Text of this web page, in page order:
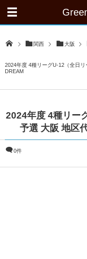
関西 大阪
2024年度 4種リーグU-12（全日
DREAM
2024年度 4種リー
予選 大阪 地区
0件